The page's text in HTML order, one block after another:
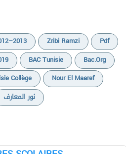
Zribi Ramzi
Pdf
BAC Tunisie
Bac.org
Collège
Nour El Maaref
نور المعارف